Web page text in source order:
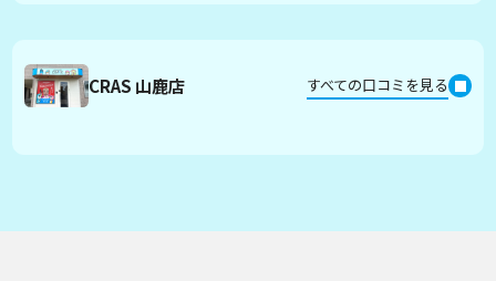
CRAS 山鹿店 すべての口コミを見る